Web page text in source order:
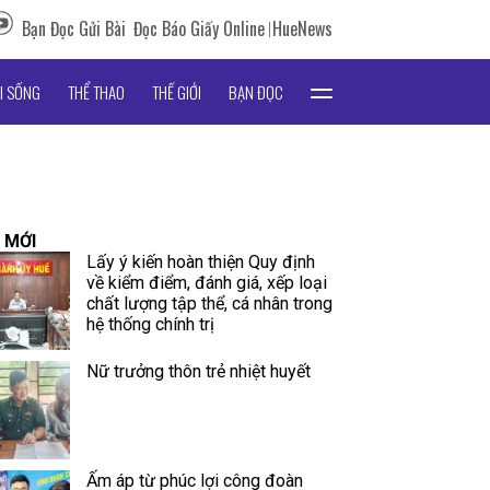
Bạn Đọc Gửi Bài Đọc Báo Giấy Online HueNews
SỐNG THỂ THAO THẾ GIỚI BẠN ĐỌC
Lấy ý kiến hoàn thiện Quy định
về kiểm điểm, đánh giá, xếp loại
chất lượng tập thể, cá nhân trong
hệ thống chính trị
Nữ trưởng thôn trẻ nhiệt huyết
Ấm áp từ phúc lợi công đoàn